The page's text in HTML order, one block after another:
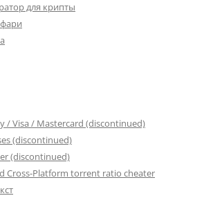
для крипты
/ Visa / Mastercard (discontinued)
(discontinued)
(discontinued)
Cross-Platform torrent ratio cheater